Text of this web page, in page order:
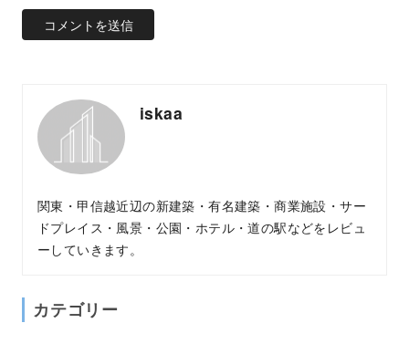
iskaa
関東・甲信越近辺の新建築・有名建築・商業施設・サー
ドプレイス・風景・公園・ホテル・道の駅などをレビュ
ーしていきます。
カテゴリー